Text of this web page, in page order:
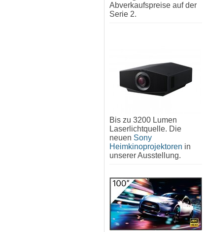
Abverkaufspreise auf der
Serie 2.
Bis zu 3200 Lumen
Laserlichtquelle. Die
neuen Sony
Heimkinoprojektoren in
unserer Ausstellung.